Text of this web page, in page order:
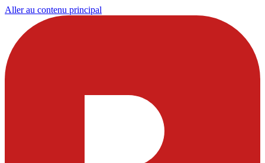
Aller au contenu principal